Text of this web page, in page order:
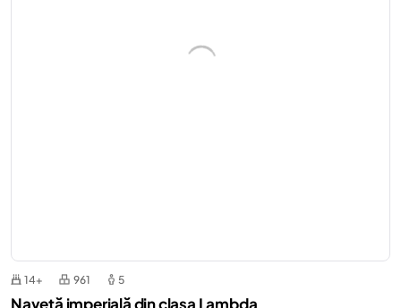
14+ 961 5
Navetă imperială din clasa Lambda